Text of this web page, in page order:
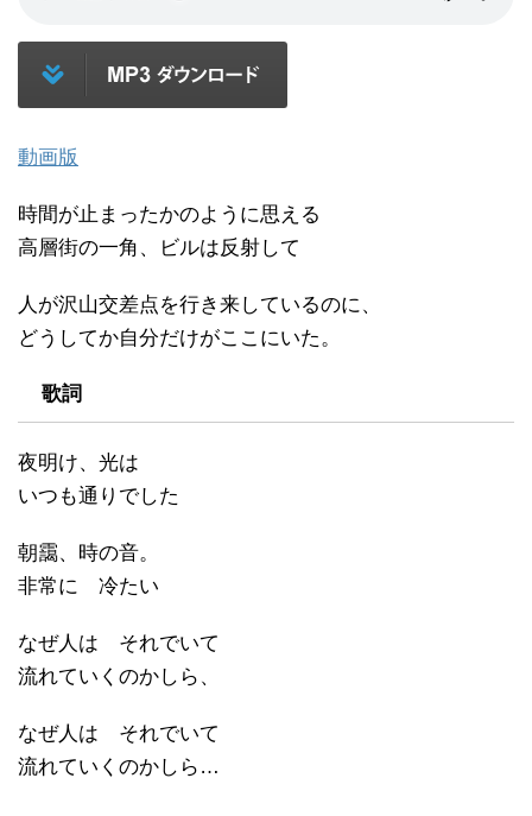
動画版
時間が止まったかのように思える
高層街の一角、ビルは反射して
人が沢山交差点を行き来しているのに、
どうしてか自分だけがここにいた。
歌詞
夜明け、光は
いつも通りでした
朝靄、時の音。
非常に 冷たい
なぜ人は それでいて
流れていくのかしら、
なぜ人は それでいて
流れていくのかしら…